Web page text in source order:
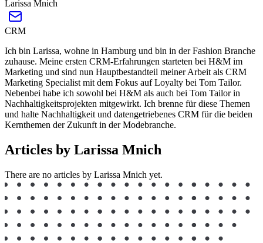
Larissa Mnich
CRM
Ich bin Larissa, wohne in Hamburg und bin in der Fashion Branche
zuhause. Meine ersten CRM-Erfahrungen starteten bei H&M im
Marketing und sind nun Hauptbestandteil meiner Arbeit als CRM
Marketing Specialist mit dem Fokus auf Loyalty bei Tom Tailor.
Nebenbei habe ich sowohl bei H&M als auch bei Tom Tailor in
Nachhaltigkeitsprojekten mitgewirkt. Ich brenne für diese Themen
und halte Nachhaltigkeit und datengetriebenes CRM für die beiden
Kernthemen der Zukunft in der Modebranche.
Articles by Larissa Mnich
There are no articles by Larissa Mnich yet.